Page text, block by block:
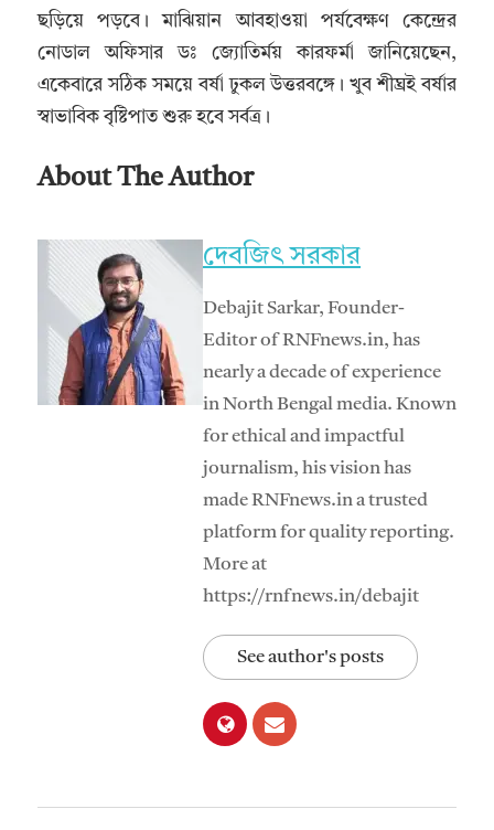
ছড়িয়ে পড়বে। মাঝিয়ান আবহাওয়া পর্যবেক্ষণ কেন্দ্রের
নোডাল অফিসার ডঃ জ্যোতির্ময় কারফর্মা জানিয়েছেন,
একেবারে সঠিক সময়ে বর্ষা ঢুকল উত্তরবঙ্গে। খুব শীঘ্রই বর্ষার
স্বাভাবিক বৃষ্টিপাত শুরু হবে সর্বত্র।
About The Author
দেবজিৎ সরকার
Debajit Sarkar, Founder-
Editor of RNFnews.in, has
nearly a decade of experience
in North Bengal media. Known
for ethical and impactful
journalism, his vision has
made RNFnews.in a trusted
platform for quality reporting.
More at
https://rnfnews.in/debajit
See author's posts